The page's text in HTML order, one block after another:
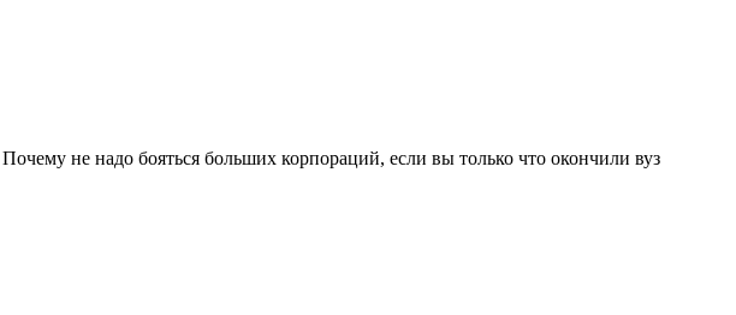
не надо бояться больших корпораций, если вы только что окончили вуз